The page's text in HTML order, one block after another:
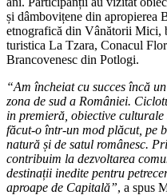
și dâmbovițene din apropierea
etnografică din Vânătorii Mici,
turistica La Tzara, Conacul
Brancovenesc din Potlogi.
“Am încheiat cu succes încă
zona de sud a României.
in premieră , obiective
făcut-o într-un mod plăcut, pe
natură și de satul românesc.
contribuim la dezvoltarea
destinații inedite pentru
aproape de Capitală”, a spus